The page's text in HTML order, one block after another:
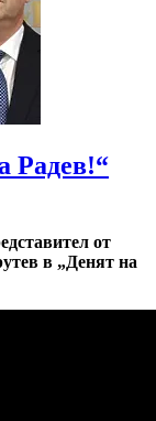
Радев!“
от
в „Денят на